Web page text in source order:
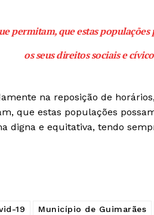
SUBSCREVA JÁ!
permitam, que estas
os seus direitos sociais e
na reposição de
que estas populações
digna e equitativa, tendo
19 Município de Guimarães